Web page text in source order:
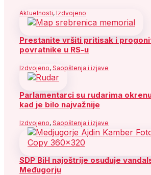
Aktuelnosti, Izdvojeno
Prestanite vršiti pritisak i
povratnike u RS-u
Izdvojeno, Saopštenja i izjave
Parlamentarci su rudarima
kad je bilo najvažnije
Izdvojeno, Saopštenja i izjave
SDP BiH najoštrije osuđuje
Međugorju